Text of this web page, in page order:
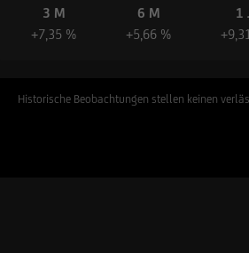
3 M
+7,35 %
6 M
+5,66 %
1
Historische Beobachtungen stellen keinen